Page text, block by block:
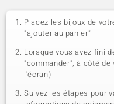
Placez les bijoux de
"ajouter au panier"
Lorsque vous avez fini
"commander", à côté
l'écran)
Suivez les étapes pour